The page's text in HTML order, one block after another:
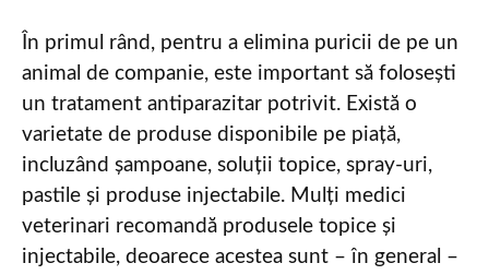
În primul rând, pentru a elimina puricii de pe un
animal de companie, este important să folosești
un tratament antiparazitar potrivit. Există o
varietate de produse disponibile pe piață,
incluzând șampoane, soluții topice, spray-uri,
pastile și produse injectabile. Mulți medici
veterinari recomandă produsele topice și
injectabile, deoarece acestea sunt – în general –